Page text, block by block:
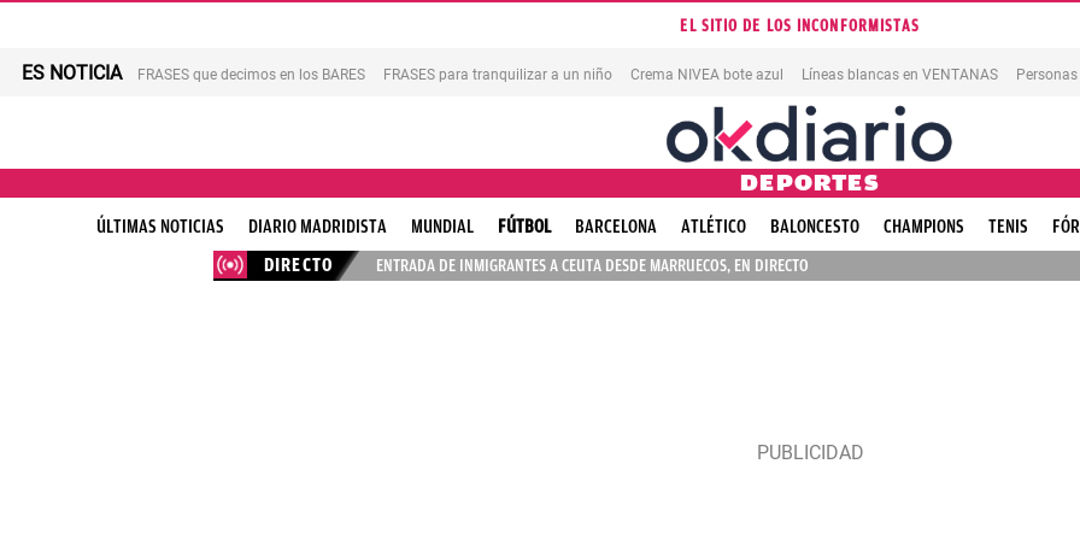
EL SITIO DE LOS INCONFORMISTAS
ES NOTICIA FRASES que decimos en los BARES FRASES para tranquilizar a un niño Crema NIVEA bote azul Líneas blancas en VENTANAS Personas
DEPORTES
ÚLTIMAS NOTICIAS DIARIO MADRIDISTA MUNDIAL FÚTBOL BARCELONA ATLÉTICO BALONCESTO CHAMPIONS TENIS
DIRECTO
ENTRADA DE INMIGRANTES A CEUTA DESDE MARRUECOS, EN DIRECTO